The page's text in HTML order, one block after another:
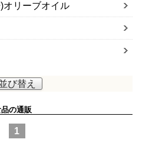
オリーブオイル
び替え
の通販
1